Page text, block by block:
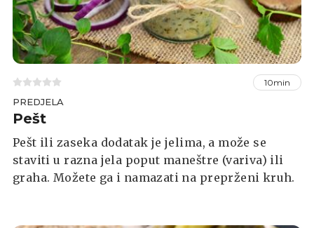
10min
PREDJELA
Pešt
Pešt ili zaseka dodatak je jelima, a može se
staviti u razna jela poput maneštre (variva) ili
graha. Možete ga i namazati na preprženi kruh.